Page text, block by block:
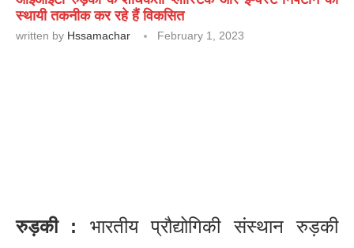
स्थायी तकनीक कर रहे हैं विकसित
written by Hssamachar February 1, 2023
रुड़की : भारतीय प्रौद्योगिकी संस्थान रुड़की